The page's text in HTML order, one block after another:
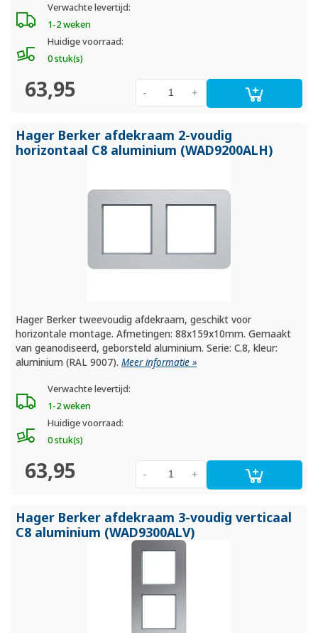
Verwachte levertijd:
1-2 weken
Huidige voorraad:
0 stuk(s)
63,95 +
-
Hager Berker afdekraam 2-voudig
horizontaal C8 aluminium (WAD9200ALH)
Hager Berker tweevoudig afdekraam, geschikt voor
horizontale montage. Afmetingen: 88x159x10mm. Gemaakt
van geanodiseerd, geborsteld aluminium. Serie: C.8, kleur:
aluminium (RAL 9007).Meer informatie »
Verwachte levertijd:
1-2 weken
Huidige voorraad:
0 stuk(s)
63,95 +
-
Hager Berker afdekraam 3-voudig verticaal
C8 aluminium (WAD9300ALV)